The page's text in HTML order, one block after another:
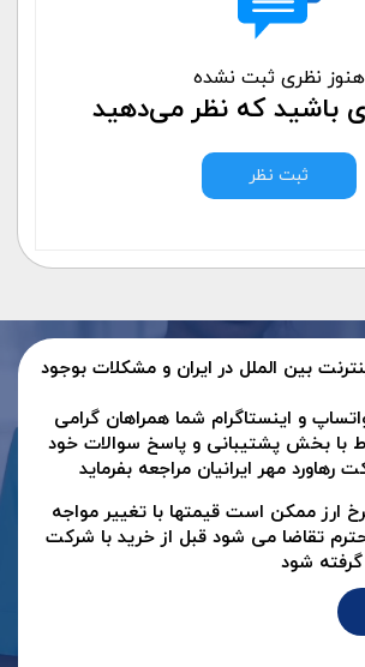
هنوز نظری ثبت نشده
باشید که نظر می‌دهید
ثبت نظر
بین الملل در ایران و مشکلات بوجود
و اینستاگرام شما همراهان گرامی
با بخش پشتیبانی و پاسخ سوالات خود
رهاورد مهر ایرانیان مراجعه بفرماید
ارز ممکن است قیمتها با تغییر مواجه
تقاضا می شود قبل از خرید با شرکت
شود